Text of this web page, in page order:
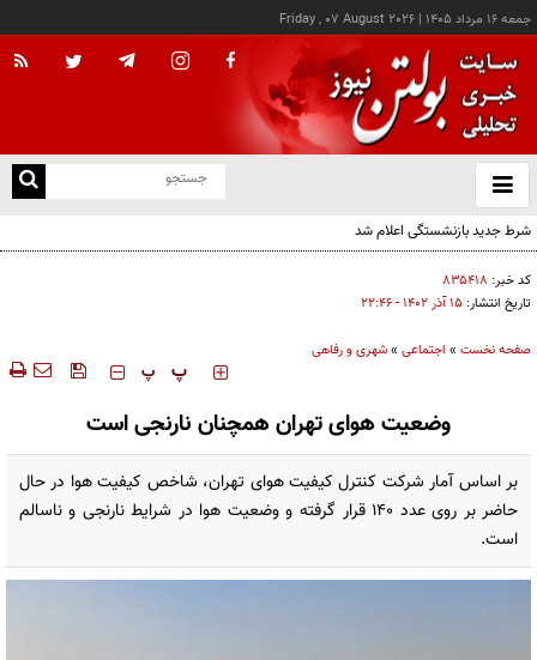
جمعه ۱۶ مرداد ۱۴۰۵ |
Friday , 07 August 2026
باز
و
شرط جدید بازنشستگی اعلام شد
کد خبر: ۸۳۵۴۱۸
تاریخ انتشار: ۱۵ آذر ۱۴۰۲ - ۲۲:۴۶
صفحه نخست » اجتماعی »شهری و رفاهی
‍‍‍ پ پ
وضعیت هوای تهران همچنان نارنجی است
بر اساس آمار شرکت کنترل کیفیت هوای تهران، شاخص کیفیت هوا در حال
حاضر بر روی عدد ۱۴۰ قرار گرفته و وضعیت هوا در شرایط نارنجی و ناسالم
است.